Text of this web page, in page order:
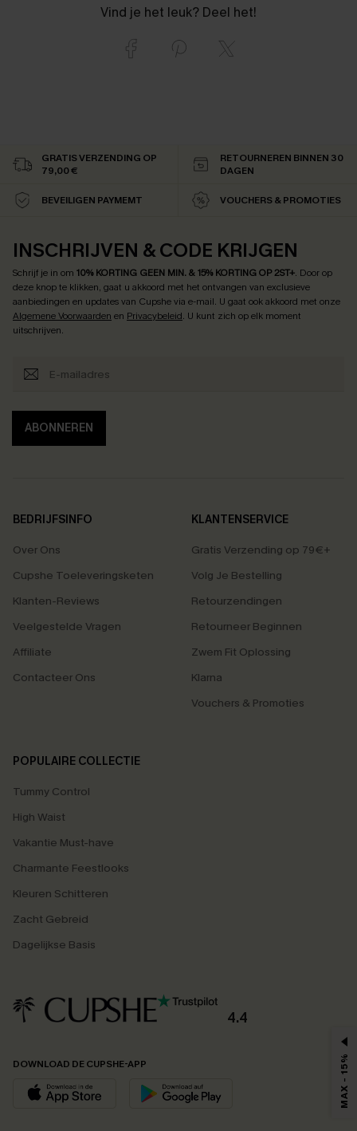
Vind je het leuk? Deel het!
GRATIS VERZENDING OP
79,00 €
RETOURNEREN BINNEN 30
DAGEN
BEVEILIGEN PAYMEMT VOUCHERS & PROMOTIES
INSCHRIJVEN & CODE KRIJGEN
Schrijf je in om 10% KORTING GEEN MIN. & 15% KORTING OP 2ST+. Door op
deze knop te klikken, gaat u akkoord met het ontvangen van exclusieve
aanbiedingen en updates van Cupshe via e-mail. U gaat ook akkoord met onze
Algemene Voorwaarden en Privacybeleid. U kunt zich op elk moment
uitschrijven.
ABONNEREN
BEDRIJFSINFO
Over Ons
Cupshe Toeleveringsketen
Klanten-Reviews
Veelgestelde Vragen
Affiliate
Contacteer Ons
KLANTENSERVICE
Gratis Verzending op 79€+
Volg Je Bestelling
Retourzendingen
Retourneer Beginnen
Zwem Fit Oplossing
Klarna
Vouchers & Promoties
POPULAIRE COLLECTIE
Tummy Control
High Waist
Vakantie Must-have
Charmante Feestlooks
Kleuren Schitteren
Zacht Gebreid
Dagelijkse Basis
4.4
DOWNLOAD DE CUPSHE-APP MAX - 15%